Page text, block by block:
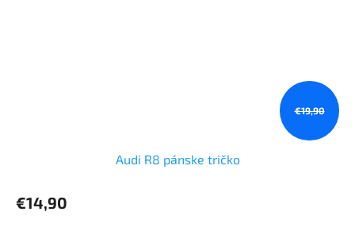
€19,90
Audi R8 pánske tričko
€14,90